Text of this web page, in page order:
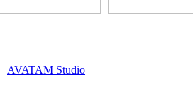
| AVATAM Studio